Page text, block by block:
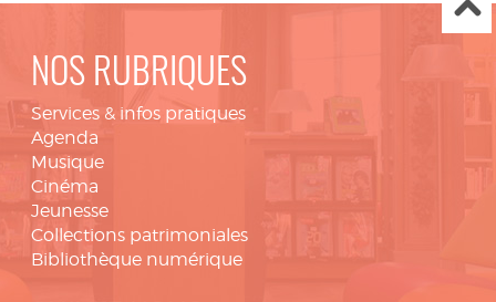
NOS RUBRIQUES
Services & infos pratiques
Agenda
Musique
Cinéma
Jeunesse
Collections patrimoniales
Bibliothèque numérique